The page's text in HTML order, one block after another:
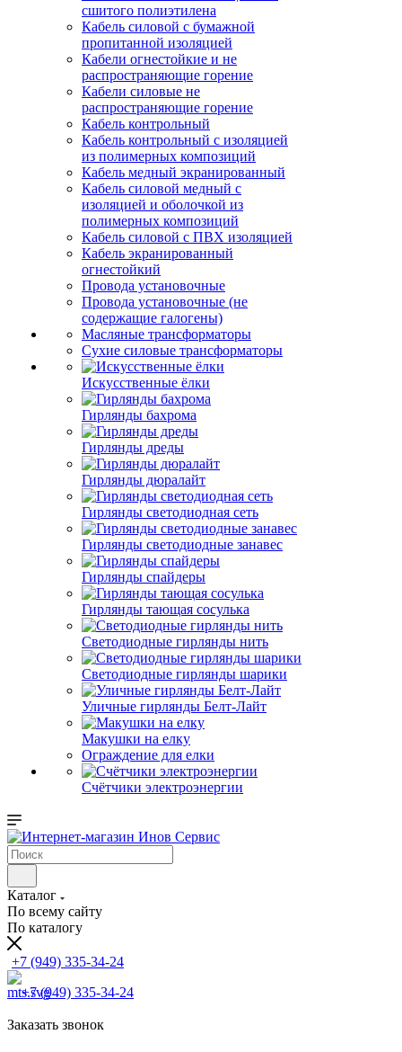
сшитого полиэтилена
Кабель силовой с бумажной
пропитанной изоляцией
Кабели огнестойкие и не
распространяющие горение
Кабели силовые не
распространяющие горение
Кабель контрольный
Кабель контрольный с изоляцией
из полимерных композиций
Кабель медный экранированный
Кабель силовой медный с
изоляцией и оболочкой из
полимерных композиций
Кабель силовой с ПВХ изоляцией
Кабель экранированный
огнестойкий
Провода установочные
Провода установочные (не
содержащие галогены)
Масляные трансформаторы
Сухие силовые трансформаторы
Искусственные ёлки
Гирлянды бахрома
Гирлянды дреды
Гирлянды дюралайт
Гирлянды светодиодная сеть
Гирлянды светодиодные занавес
Гирлянды спайдеры
Гирлянды тающая сосулька
Светодиодные гирлянды нить
Светодиодные гирлянды шарики
Уличные гирлянды Белт-Лайт
Макушки на елку
Ограждение для елки
Счётчики электроэнергии
Каталог
По всему сайту
По каталогу
+7 (949) 335-34-24
+7 (949) 335-34-24
Заказать звонок